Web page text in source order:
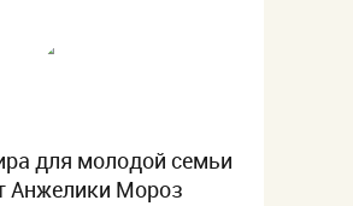
для молодой семьи
Анжелики Мороз